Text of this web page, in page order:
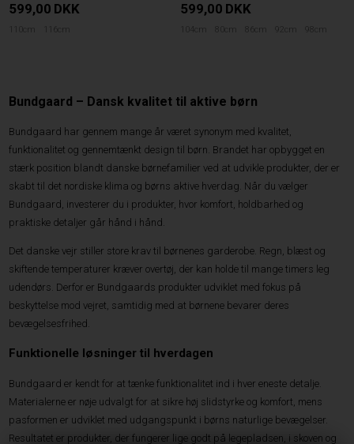
599,00 DKK
110cm 116cm
599,00 DKK
104cm 80cm 86cm 92cm 98cm
Bundgaard – Dansk kvalitet til aktive børn
Bundgaard har gennem mange år været synonym med kvalitet,
funktionalitet og gennemtænkt design til børn. Brandet har opbygget en
stærk position blandt danske børnefamilier ved at udvikle produkter, der er
skabt til det nordiske klima og børns aktive hverdag. Når du vælger
Bundgaard, investerer du i produkter, hvor komfort, holdbarhed og
praktiske detaljer går hånd i hånd.
Det danske vejr stiller store krav til børnenes garderobe. Regn, blæst og
skiftende temperaturer kræver overtøj, der kan holde til mange timers leg
udendørs. Derfor er Bundgaards produkter udviklet med fokus på
beskyttelse mod vejret, samtidig med at børnene bevarer deres
bevægelsesfrihed.
Funktionelle løsninger til hverdagen
Bundgaard er kendt for at tænke funktionalitet ind i hver eneste detalje.
Materialerne er nøje udvalgt for at sikre høj slidstyrke og komfort, mens
pasformen er udviklet med udgangspunkt i børns naturlige bevægelser.
Resultatet er produkter, der fungerer lige godt på legepladsen, i skoven og